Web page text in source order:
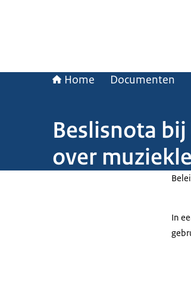
Home Documenten
Beslisnota
over
In